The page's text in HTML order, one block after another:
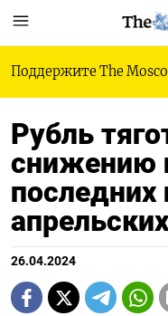
Поддержите The
Рубль
снижению
26.04.2024